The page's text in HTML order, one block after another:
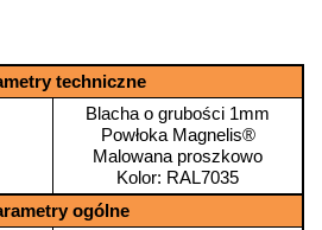
techniczne
Blacha o grubości 1mm
Powłoka Magnelis®
Malowana proszkowo
Kolor: RAL7035
ogólne